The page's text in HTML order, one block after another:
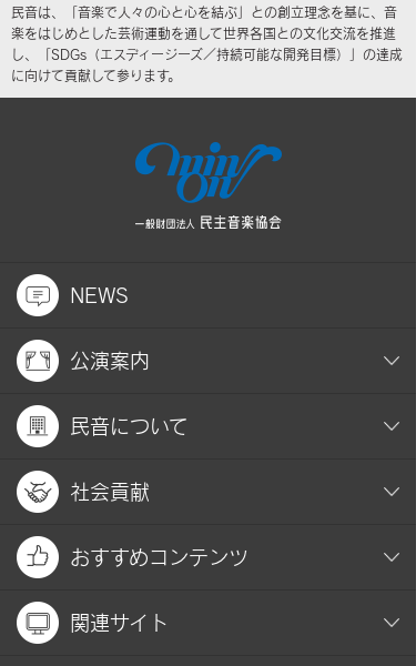
民音は、「音楽で人々の心と心を結ぶ」との創立理念を基に、音
楽をはじめとした芸術運動を通して世界各国との文化交流を推進
し、「SDGs（エスディージーズ／持続可能な開発目標）」の達成
に向けて貢献して参ります。
NEWS
公演案内
民音について
社会貢献
おすすめコンテンツ
関連サイト